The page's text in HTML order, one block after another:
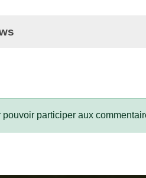
pouvoir participer aux